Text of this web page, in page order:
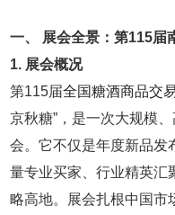
一、 展会全景：第115届
1. 展会概况
第115届全国糖酒商品交
京秋糖”，是一次大规模
会。它不仅是年度新品发
量专业买家、行业精英汇
略高地。展会扎根中国市